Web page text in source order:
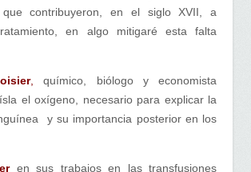
contribuyeron, en el siglo XVII, a
en algo mitigaré esta falta
,
químico, biólogo y economista
el oxígeno, necesario para explicar la
y su importancia posterior en los
en sus trabajos en las transfusiones